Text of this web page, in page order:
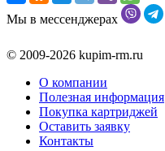
Мы в мессенджерах
© 2009-2026 kupim-rm.ru
О компании
Полезная информация
Покупка картриджей
Оставить заявку
Контакты